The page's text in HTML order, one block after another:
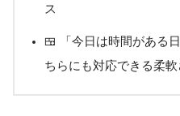
ス
🍱 「今日は時間がある
ちらにも対応できる柔軟